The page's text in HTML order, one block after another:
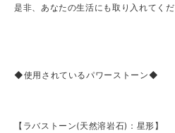
是非、あなたの生活にも取り入れてくだ
◆使用されているパワーストーン◆
【ラバストーン(天然溶岩石)：星形】